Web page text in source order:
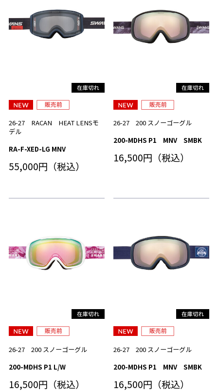
26-27 RACAN HEAT LENSモ
デル
RA-F-XED-LG MNV
55,000円（税込）
26-27 200 スノーゴーグル
200-MDHS P1 MNV SMBK
16,500円（税込）
26-27 200 スノーゴーグル
200-MDHS P1 L/W
16,500円（税込）
26-27 200 スノーゴーグル
200-MDHS P1 MNV SMBK
16,500円（税込）